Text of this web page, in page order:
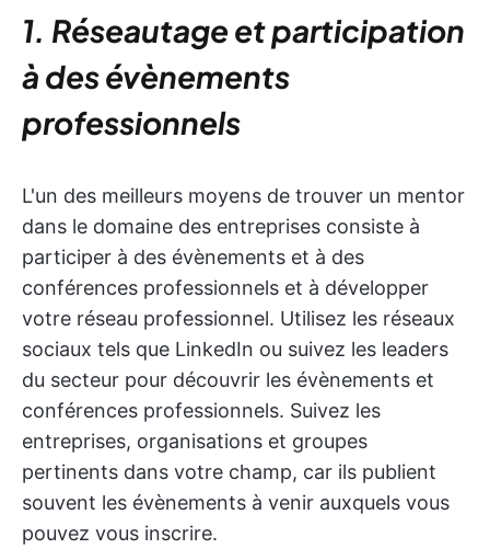
1. Réseautage et participation
à des évènements
professionnels
L'un des meilleurs moyens de trouver un mentor
dans le domaine des entreprises consiste à
participer à des évènements et à des
conférences professionnels et à développer
votre réseau professionnel. Utilisez les réseaux
sociaux tels que LinkedIn ou suivez les leaders
du secteur pour découvrir les évènements et
conférences professionnels. Suivez les
entreprises, organisations et groupes
pertinents dans votre champ, car ils publient
souvent les évènements à venir auxquels vous
pouvez vous inscrire.